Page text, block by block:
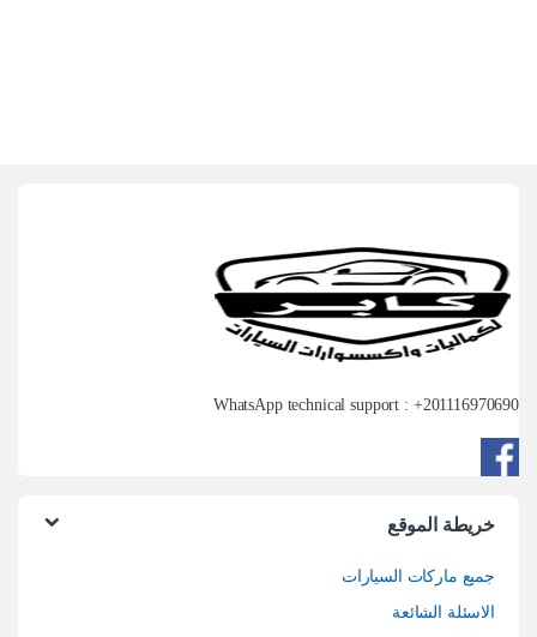
WhatsApp technical support : +201116970690
خريطة الموقع
جميع ماركات السيارات
الاسئلة الشائعة